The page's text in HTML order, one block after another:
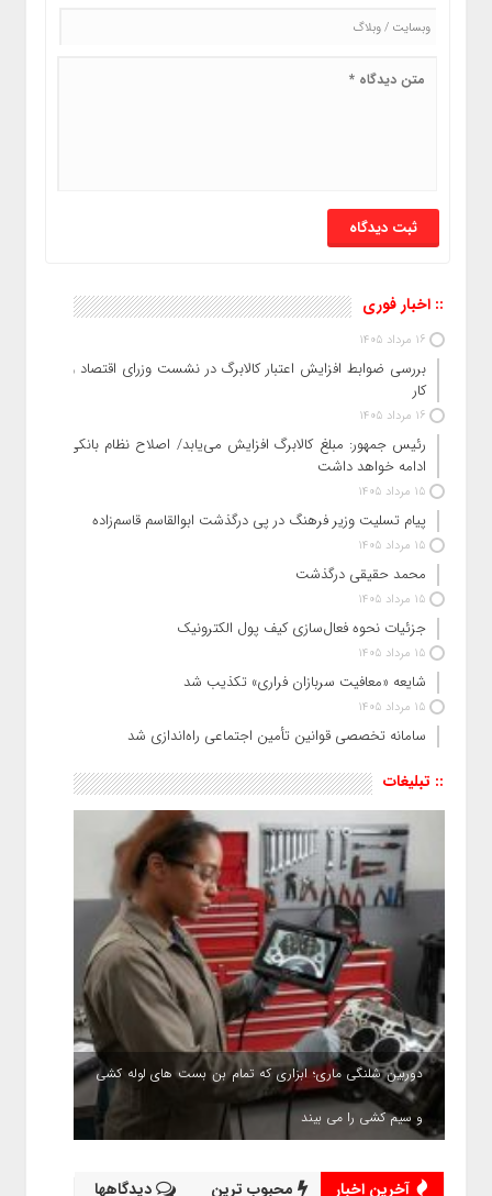
:: اخبار فوری
16 مرداد 1405
بررسی ضوابط افزایش اعتبار کالابرگ در نشست وزرای اقتصاد و
کار
16 مرداد 1405
رئیس‌ جمهور: مبلغ کالابرگ افزایش می‌یابد/ اصلاح نظام بانکی
ادامه خواهد داشت
15 مرداد 1405
پیام تسلیت وزیر فرهنگ در پی درگذشت ابوالقاسم قاسم‌زاده
15 مرداد 1405
محمد حقیقی درگذشت
15 مرداد 1405
جزئیات نحوه فعال‌سازی کیف پول الکترونیک
15 مرداد 1405
شایعه «معافیت سربازان فراری» تکذیب شد
15 مرداد 1405
سامانه تخصصی قوانین تأمین اجتماعی راه‌اندازی شد
:: تبلیغات
دوربین شلنگی ماری؛ ابزاری که تمام بن بست های لوله کشی
و سیم کشی را می بیند
آخرین اخبار محبوب ترین دیدگاهها